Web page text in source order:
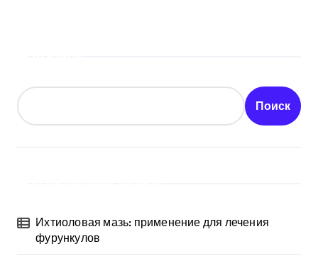
Поиск
Ихтиоловая мазь: применение для лечения
фурункулов